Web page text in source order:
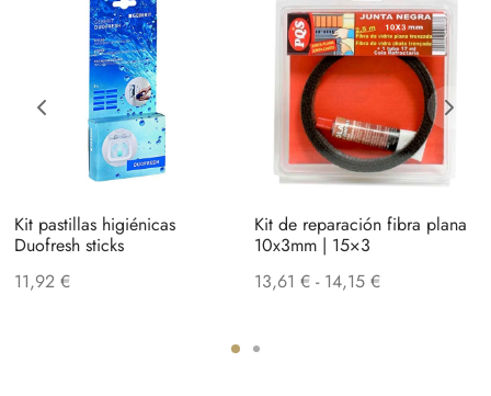
Kit pastillas higiénicas
Duofresh sticks
11,92 €
Kit de reparación fibra plana
10x3mm | 15×3
13,61 € - 14,15 €Rango